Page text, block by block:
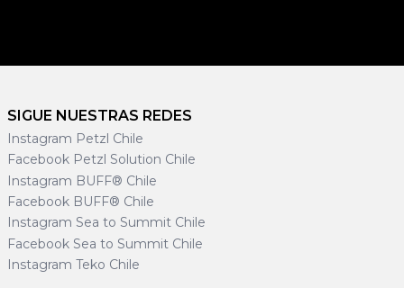
SIGUE NUESTRAS REDES
Instagram Petzl Chile
Facebook Petzl Solution Chile
Instagram BUFF® Chile
Facebook BUFF® Chile
Instagram Sea to Summit Chile
Facebook Sea to Summit Chile
Instagram Teko Chile